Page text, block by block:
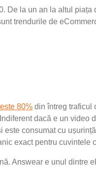
la un an la altul
trendurile de
80% din întreg traficul
dacă e un video
consumat cu
exact pentru cuvintele
Answear e unul dintre